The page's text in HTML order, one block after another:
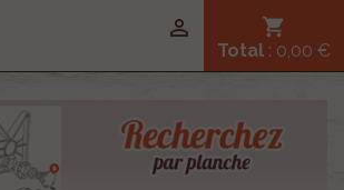
shopping_cart
Total : 0,00 €
